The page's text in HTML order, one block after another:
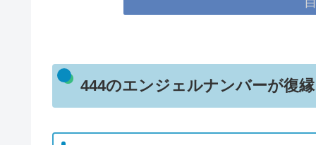
444のエンジェルナンバーが復